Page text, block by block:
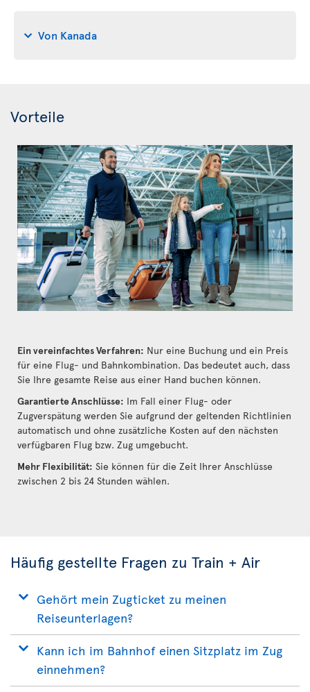
Von Kanada
Vorteile
Ein vereinfachtes Verfahren: Nur eine Buchung und ein Preis
für eine Flug- und Bahnkombination. Das bedeutet auch, dass
Sie Ihre gesamte Reise aus einer Hand buchen können.
Garantierte Anschlüsse: Im Fall einer Flug- oder
Zugverspätung werden Sie aufgrund der geltenden Richtlinien
automatisch und ohne zusätzliche Kosten auf den nächsten
verfügbaren Flug bzw. Zug umgebucht.
Mehr Flexibilität: Sie können für die Zeit Ihrer Anschlüsse
zwischen 2 bis 24 Stunden wählen.
Häufig gestellte Fragen zu Train + Air
Gehört mein Zugticket zu meinen
Reiseunterlagen?
Kann ich im Bahnhof einen Sitzplatz im Zug
einnehmen?